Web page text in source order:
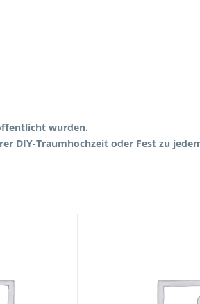
wurden.
DIY-Traumhochzeit oder Fest zu